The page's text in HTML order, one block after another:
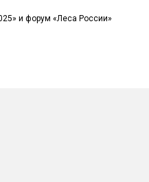
и форум «Леса России»